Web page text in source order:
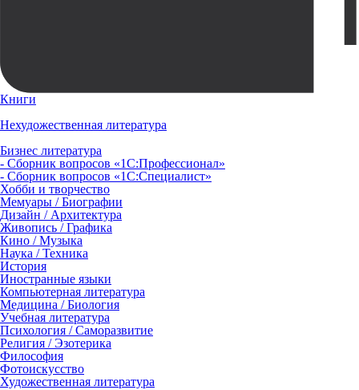
Книги
Нехудожественная литература
Бизнес литература
- Сборник вопросов «1С:Профессионал»
- Сборник вопросов «1С:Специалист»
Хобби и творчество
Мемуары / Биографии
Дизайн / Архитектура
Живопись / Графика
Кино / Музыка
Наука / Техника
История
Иностранные языки
Компьютерная литература
Медицина / Биология
Учебная литература
Психология / Саморазвитие
Религия / Эзотерика
Философия
Фотоискусство
Художественная литература